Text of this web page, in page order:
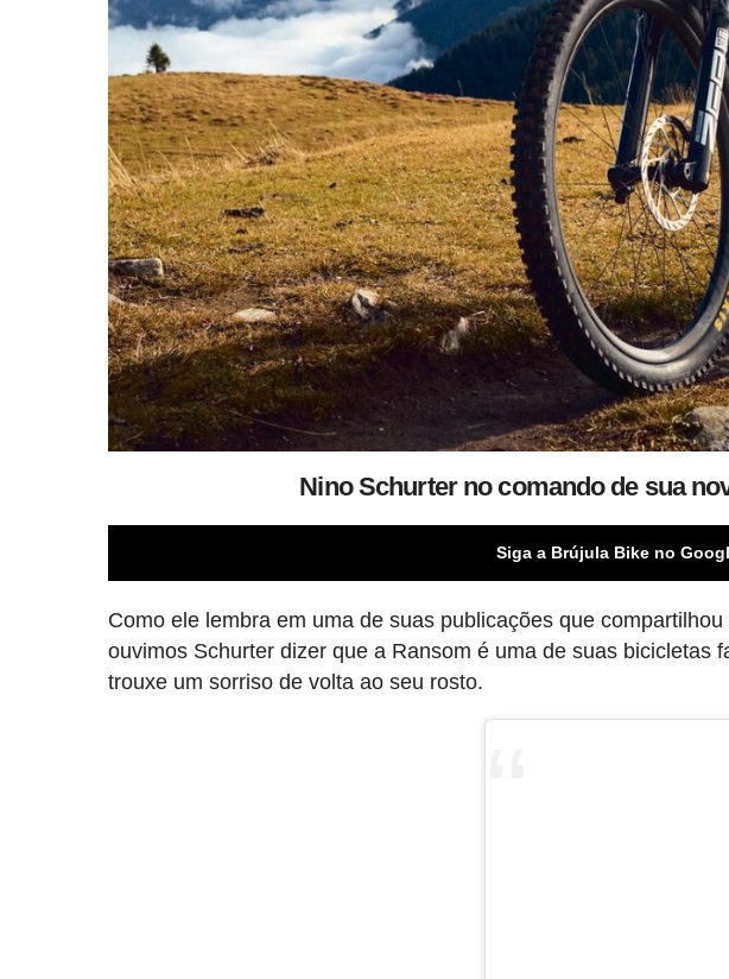
Nino Schurter no comando de sua
Siga a Brújula Bike no
Como ele lembra em uma de suas publicações que
ouvimos Schurter dizer que a Ransom é uma de suas bicicletas
trouxe um sorriso de volta ao seu rosto.